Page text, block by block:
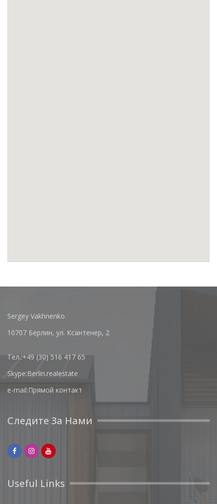
Sergey Vakhnenko
10707 Берлин, ул. Ксантенер, 2
Тел.:+49 (30) 516 417 65
Skype:Berlin.realestate
e-mail:Прямой контакт
Следите За Нами
Useful Links